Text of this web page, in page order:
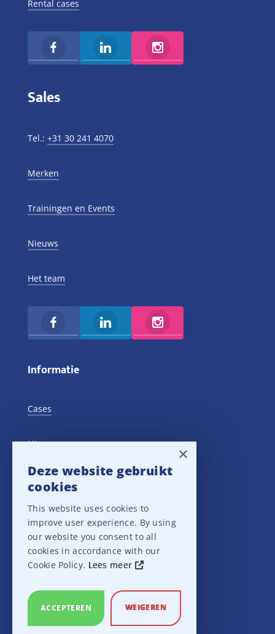
Rental cases
Sales
Tel.: +31 30 241 4070
Merken
Trainingen en Events
Nieuws
Het team
Informatie
Cases
Nieuws
Training Events
Privacy verklaring
Disclaimer
×
Deze website gebruikt
cookies
This website uses cookies to
improve user experience. By using
our website you consent to all
cookies in accordance with our
Cookie Policy. Lees meer
ACCEPTEREN WEIGEREN